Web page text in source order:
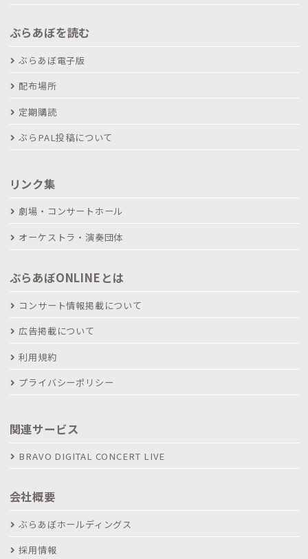
ぶらあぼを読む
ぶらあぼ電子版
配布場所
定期購読
ぶらPAL投稿について
リンク集
劇場・コンサートホール
オーケストラ・演奏団体
ぶらあぼONLINEとは
コンサート情報掲載について
広告掲載について
利用規約
プライバシーポリシー
関連サービス
BRAVO DIGITAL CONCERT LIVE
会社概要
ぶらあぼホールディングス
採用情報